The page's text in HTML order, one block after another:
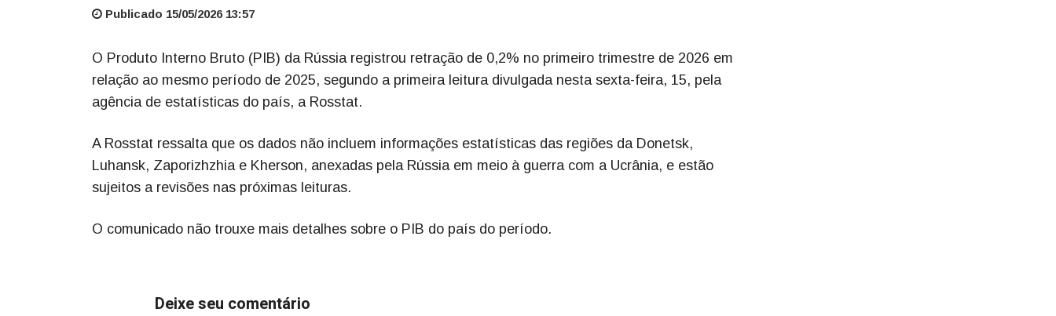
Publicado 15/05/2026 13:57
O Produto Interno Bruto (PIB) da Rússia registrou retração de 0,2% no primeiro trimestre de 2026 em
relação ao mesmo período de 2025, segundo a primeira leitura divulgada nesta sexta-feira, 15, pela
agência de estatísticas do país, a Rosstat.
A Rosstat ressalta que os dados não incluem informações estatísticas das regiões da Donetsk,
Luhansk, Zaporizhzhia e Kherson, anexadas pela Rússia em meio à guerra com a Ucrânia, e estão
sujeitos a revisões nas próximas leituras.
O comunicado não trouxe mais detalhes sobre o PIB do país do período.
Deixe seu comentário